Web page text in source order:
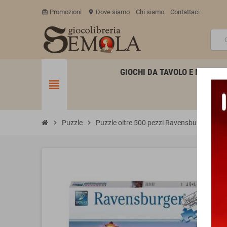
card_giftcard Promozioni location_on Dove siamo Chi siamo Contattaci
view_headline
GIOCHI DA TAVOLO E
chevron_right Puzzle chevron_right Puzzle oltre 500 pezzi Ravensburger